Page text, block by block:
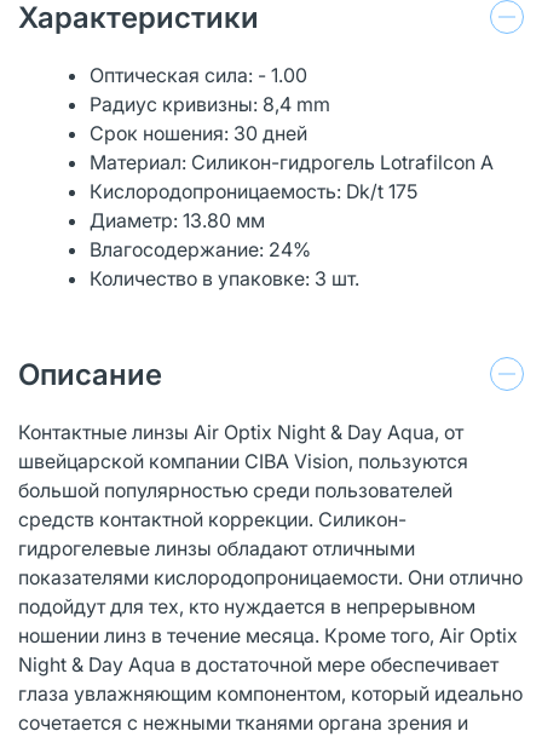
Характеристики
Оптическая сила: - 1.00
Радиус кривизны: 8,4 mm
Срок ношения: 30 дней
Материал: Силикон-гидрогель Lotrafilcon A
Кислородопроницаемость: Dk/t 175
Диаметр: 13.80 мм
Влагосодержание: 24%
Количество в упаковке: 3 шт.
Описание
Контактные линзы Air Optix Night & Day Aqua, от
швейцарской компании CIBA Vision, пользуются
большой популярностью среди пользователей
средств контактной коррекции. Силикон-
гидрогелевые линзы обладают отличными
показателями кислородопроницаемости. Они отлично
подойдут для тех, кто нуждается в непрерывном
ношении линз в течение месяца. Кроме того, Air Optix
Night & Day Aqua в достаточной мере обеспечивает
глаза увлажняющим компонентом, который идеально
сочетается с нежными тканями органа зрения и